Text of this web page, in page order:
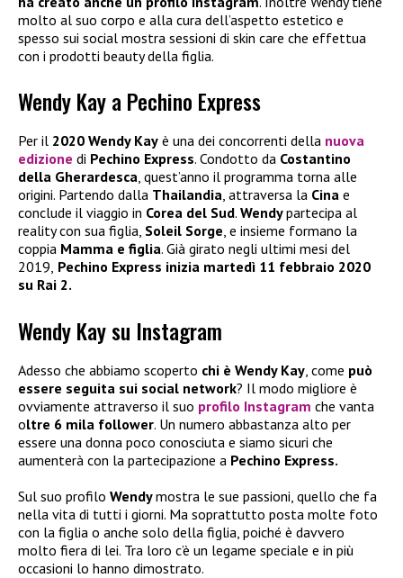
molto al suo corpo e alla cura dell’aspetto estetico e
spesso sui social mostra sessioni di skin care che effettua
con i prodotti beauty della figlia.
Wendy Kay a Pechino Express
Per il 2020 Wendy Kay è una dei concorrenti della nuova
edizione di Pechino Express. Condotto da Costantino
della Gherardesca, quest’anno il programma torna alle
origini. Partendo dalla Thailandia, attraversa la Cina e
conclude il viaggio in Corea del Sud. Wendypartecipa al
reality con sua figlia, Soleil Sorge, e insieme formano la
coppia Mamma e figlia. Già girato negli ultimi mesi del
2019, Pechino Express inizia martedì 11 febbraio 2020
su Rai 2.
Wendy Kay su Instagram
Adesso che abbiamo scoperto chi è Wendy Kay , come può
essere seguita sui social network? Il modo migliore è
ovviamente attraverso il suo profilo Instagram che vanta
oltre 6 mila follower. Un numero abbastanza alto per
essere una donna poco conosciuta e siamo sicuri che
aumenterà con la partecipazione a Pechino Express.
Sul suo profilo Wendymostra le sue passioni, quello che fa
nella vita di tutti i giorni. Ma soprattutto posta molte foto
con la figlia o anche solo della figlia, poiché è davvero
molto fiera di lei. Tra loro c’è un legame speciale e in più
occasioni lo hanno dimostrato.